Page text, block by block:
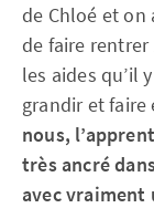
de Chloé et on
de faire rentrer
les aides qu’il
grandir et faire
nous,
très ancré
avec vraiment